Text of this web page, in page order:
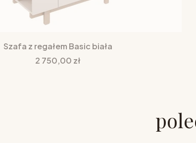
Szafa z regałem Basic biała
Cena
2 750,00 zł